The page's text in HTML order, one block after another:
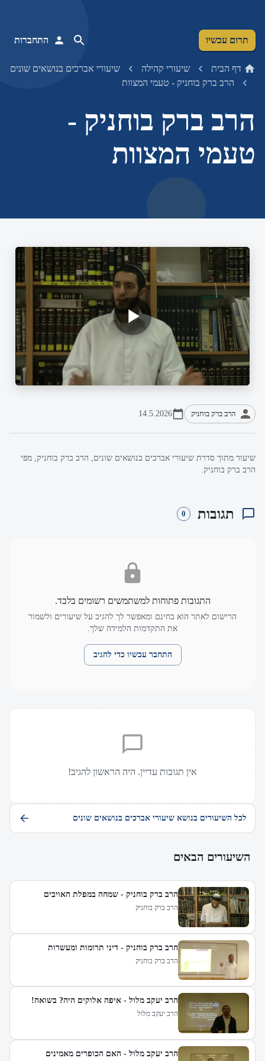
תרום עכשיו התחברות
דף הבית שיעורי קהילה
שיעורי אברכים בנושאים שונים
הרב ברק בוחניק - טעמי המצוות
הרב ברק בוחניק -
טעמי המצוות
הרב ברק בוחניק 14.5.2026
שיעור מתוך סדרת שיעורי אברכים בנושאים שונים, הרב ברק בוחניק, מפי
הרב ברק בוחניק.
תגובות 0
התגובות פתוחות למשתמשים רשומים בלבד.
הרישום לאתר הוא בחינם ומאפשר לך להגיב על שיעורים ולשמור
את התקדמות הלמידה שלך.
התחבר עכשיו כדי להגיב
אין תגובות עדיין. היה הראשון להגיב!
לכל השיעורים בנושא שיעורי אברכים בנושאים שונים
השיעורים הבאים
הרב ברק בוחניק - שמחה במפלת האויבים
הרב ברק בוחניק
הרב ברק בוחניק - דיני תרומות ומעשרות
הרב ברק בוחניק
הרב יעקב מלול - איפה אלוקים היה? בשואה!
הרב יעקב מלול
הרב יעקב מלול - האם הכופרים מאמינים